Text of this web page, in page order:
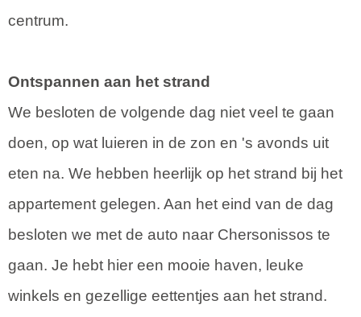
centrum.
Ontspannen aan het strand
We besloten de volgende dag niet veel te gaan
doen, op wat luieren in de zon en 's avonds uit
eten na. We hebben heerlijk op het strand bij het
appartement gelegen. Aan het eind van de dag
besloten we met de auto naar Chersonissos te
gaan. Je hebt hier een mooie haven, leuke
winkels en gezellige eettentjes aan het strand.